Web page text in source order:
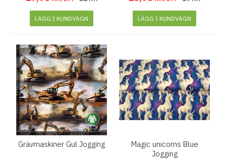
LÄGG I KUNDVAGN LÄGG I KUNDVAGN
Grävmaskiner Gul Jogging
Magic unicorns Blue
Jogging